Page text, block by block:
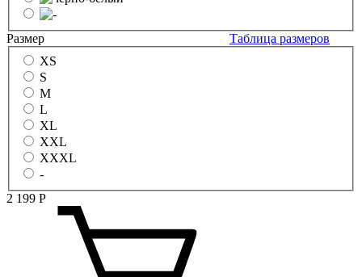
Размер
Таблица размеров
XS
S
M
L
XL
XXL
XXXL
-
2 199 Р